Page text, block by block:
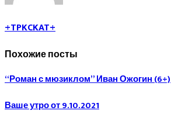
+TPKCKAT+
Похожие посты
“Роман с мюзиклом” Иван Ожогин (6+)
Ваше утро от 9.10.2021